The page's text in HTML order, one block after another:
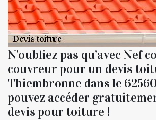
N’oubliez pas qu’avec Nef
couvreur pour un devis
Thiembronne dans le
pouvez accéder
devis pour toiture !